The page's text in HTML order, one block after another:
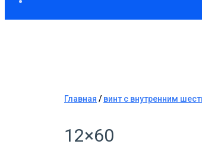
Главная / винт с внутренним
12×60